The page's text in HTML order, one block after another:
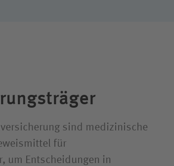
sind medizinische
für
um Entscheidungen in